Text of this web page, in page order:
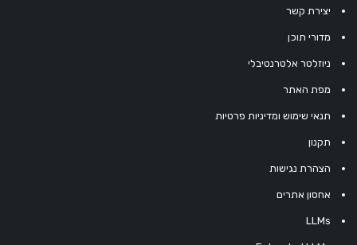
יצירת קשר
מדורי תוכן
ניוזלטר אלטרנטיבלי
מפת האתר
תנאי שימוש ומדיניות פרטיות
תקנון
הצהרת נגישות
אחסון אתרים
LLMs